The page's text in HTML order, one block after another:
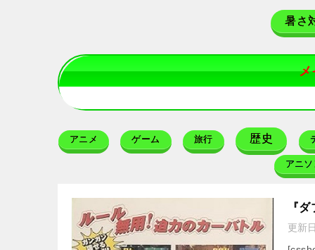
暑さ
メ
アニメ ゲーム 旅行 歴史
アニ
『
更新